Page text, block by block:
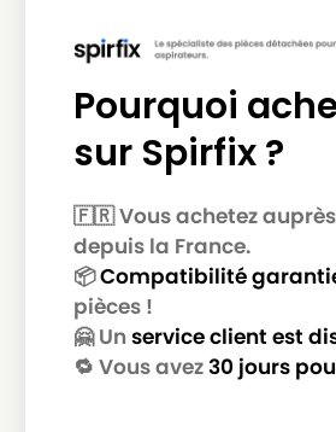
Pourquoi
sur Spirfix ?
🇫🇷 Vous achetez auprès
depuis la France.
📦Compatibilité
pièces !
🤗 Un service client est
🔁 Vous avez30 jours